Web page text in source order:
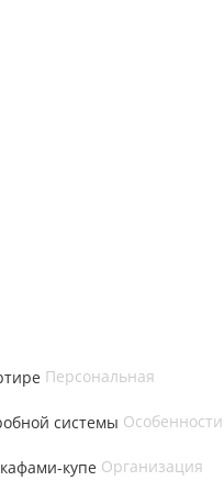
Персональная
Особенности
Организация